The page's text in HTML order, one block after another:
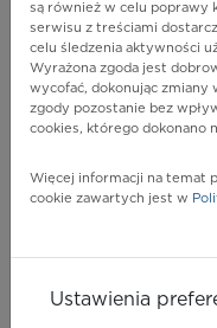
są również w celu poprawy
serwisu z treściami
celu śledzenia aktywności
Wyrażona zgoda jest
wycofać, dokonując zmiany
zgody pozostanie bez
cookies, którego dokonano
Więcej informacji na temat
cookie zawartych jest w
Ustawienia